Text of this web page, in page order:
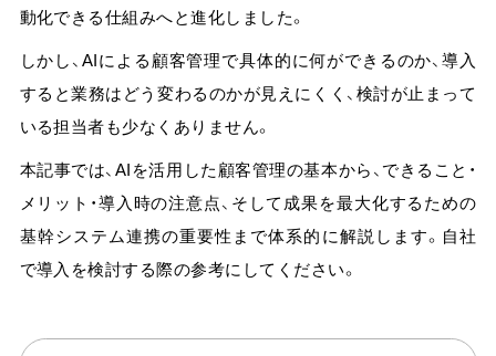
ニュース＆トピックス
コラム
ログイン
資料ダウンロード
動化できる仕組みへと進化しました。
しかし、AIによる顧客管理で具体的に何ができるのか、導入
すると業務はどう変わるのかが見えにくく、検討が止まって
いる担当者も少なくありません。
本記事では、AIを活用した顧客管理の基本から、できること・
メリット・導入時の注意点、そして成果を最大化するための
基幹システム連携の重要性まで体系的に解説します。 自社
で導入を検討する際の参考にしてください。